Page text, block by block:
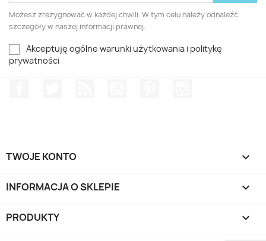
Możesz zrezygnować w każdej chwili. W tym celu należy odnaleźć
szczegóły w naszej informacji prawnej.
Akceptuję ogólne warunki użytkowania i politykę
prywatności
TWOJE KONTO 
INFORMACJA O SKLEPIE keyboard_arrow_down
PRODUKTY 